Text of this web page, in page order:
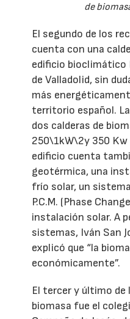
de
El segundo de los
cuenta con una
edificio bioclimático
de Valladolid, sin
más
territorio español.
dos calderas de
250\1kW\2y 350
edificio cuenta
geotérmica, una
frío solar, un
P.C.M. (Phase
instalación solar. A
sistemas, Iván San
explicó que “la
económicamente”.
El tercer y último de
biomasa fue el